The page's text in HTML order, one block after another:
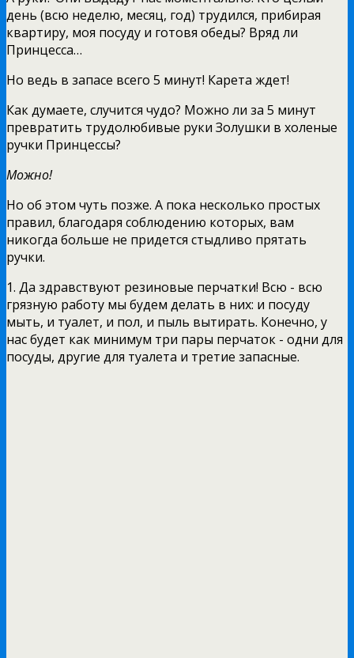
день (всю неделю, месяц, год) трудился, прибирая
квартиру, моя посуду и готовя обеды? Вряд ли
Принцесса…
Но ведь в запасе всего 5 минут! Карета ждет!
Как думаете, случится чудо? Можно ли за 5 минут
превратить трудолюбивые руки Золушки в холеные
ручки Принцессы?
Можно!
Но об этом чуть позже. А пока несколько простых
правил, благодаря соблюдению которых, вам
никогда больше не придется стыдливо прятать
ручки.
1. Да здравствуют резиновые перчатки! Всю - всю
грязную работу мы будем делать в них: и посуду
мыть, и туалет, и пол, и пыль вытирать. Конечно, у
нас будет как минимум три пары перчаток - одни для
посуды, другие для туалета и третие запасные.